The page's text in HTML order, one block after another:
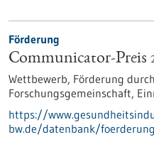
Förderung
Communicator-Preis
Wettbewerb, Förderung
Forschungsgemeinschaft,
https://
bw.de/datenbank/